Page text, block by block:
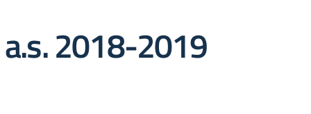
2018-2019